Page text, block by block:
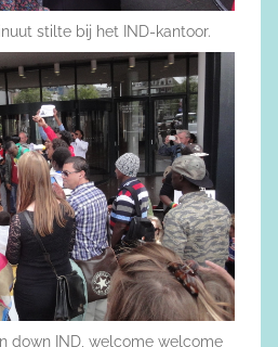
stilte bij het IND-kantoor.
down IND, welcome welcome